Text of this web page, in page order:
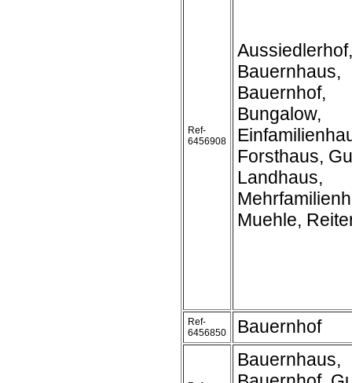
Ref-
6456908
Aussiedlerhof,
Bauernhaus,
Bauernhof,
Bungalow,
Forsthaus,
Landhaus,
Muehle,
Ref-
6456850
Bauernhof
Bauernhaus,